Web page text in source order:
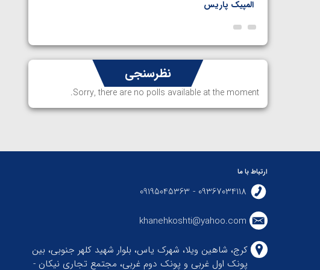
المپیک پاریس
نظرسنجی
Sorry, there are no polls available at the moment.
ارتباط با ما
09367034118 - 09195045363
khanehkoshti@yahoo.com
کرج، شاهین ویلا، شهرک یاس، بلوار شهید کلهر جنوبی، بین
پونک اول غربی و پونک دوم غربی، مجتمع تجاری نیکان -